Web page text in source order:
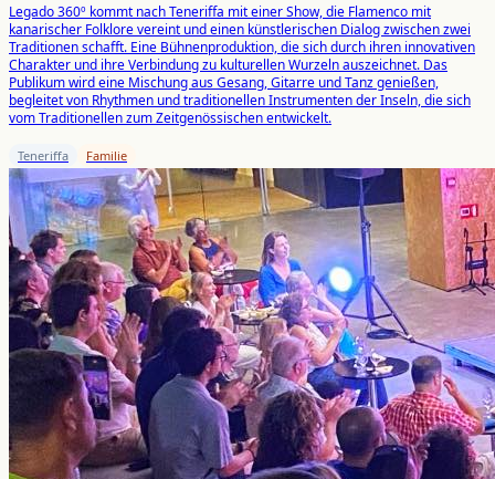
Legado 360º kommt nach Teneriffa mit einer Show, die Flamenco mit
kanarischer Folklore vereint und einen künstlerischen Dialog zwischen zwei
Traditionen schafft. Eine Bühnenproduktion, die sich durch ihren innovativen
Charakter und ihre Verbindung zu kulturellen Wurzeln auszeichnet. Das
Publikum wird eine Mischung aus Gesang, Gitarre und Tanz genießen,
begleitet von Rhythmen und traditionellen Instrumenten der Inseln, die sich
vom Traditionellen zum Zeitgenössischen entwickelt.
Teneriffa Familie